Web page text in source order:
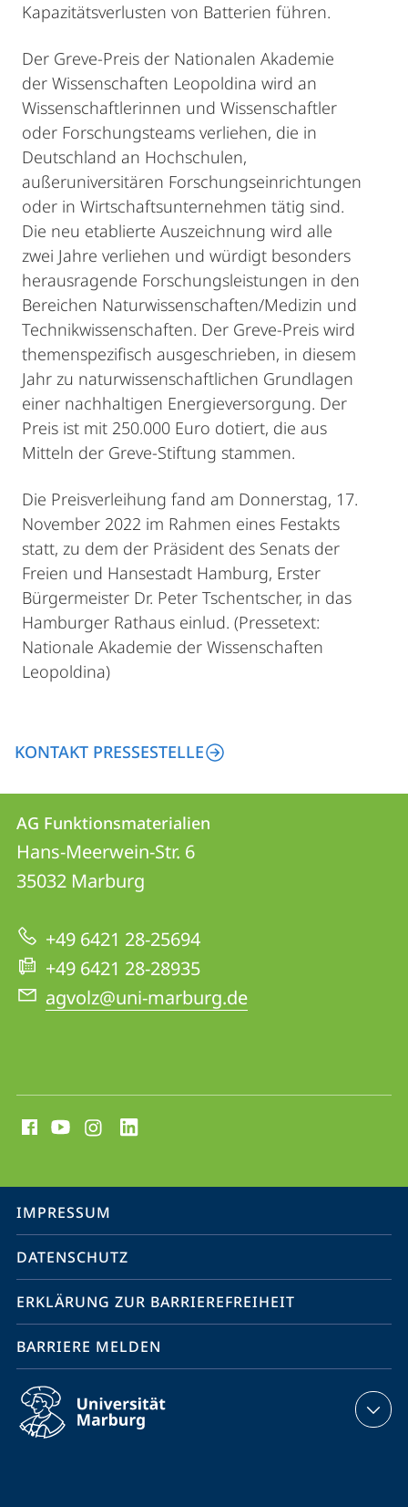
Kapazitätsverlusten von Batterien führen.
Der Greve-Preis der Nationalen Akademie
der Wissenschaften Leopoldina wird an
Wissenschaftlerinnen und Wissenschaftler
oder Forschungsteams verliehen, die in
Deutschland an Hochschulen,
außeruniversitären Forschungseinrichtungen
oder in Wirtschaftsunternehmen tätig sind.
Die neu etablierte Auszeichnung wird alle
zwei Jahre verliehen und würdigt besonders
herausragende Forschungsleistungen in den
Bereichen Naturwissenschaften/Medizin und
Technikwissenschaften. Der Greve-Preis wird
themenspezifisch ausgeschrieben, in diesem
Jahr zu naturwissenschaftlichen Grundlagen
einer nachhaltigen Energieversorgung. Der
Preis ist mit 250.000 Euro dotiert, die aus
Mitteln der Greve‐Stiftung stammen.
Die Preisverleihung fand am Donnerstag, 17.
November 2022 im Rahmen eines Festakts
statt, zu dem der Präsident des Senats der
Freien und Hansestadt Hamburg, Erster
Bürgermeister Dr. Peter Tschentscher, in das
Hamburger Rathaus einlud. (Pressetext:
Nationale Akademie der Wissenschaften
Leopoldina)
KONTAKT PRESSESTELLE
Kontakt
und
Informationen
zur
Website
Kontaktinformationen
AG
Funktionsmaterialien
AG Funktionsmaterialien
Hans-Meerwein-Str. 6
35032 Marburg
+49 6421 28-25694
+49 6421 28-28935
agvolz@uni-marburg.de
Media
Service-
Navigation
IMPRESSUM
DATENSCHUTZ
ERKLÄRUNG ZUR BARRIEREFREIHEIT
BARRIERE MELDEN